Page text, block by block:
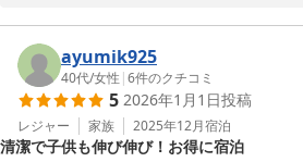
グランコテージ ベンガルの森
2026-02-12
持ち込みOKのBBQや焚き火を楽しんで
嬉しく拝見いたしました。自然の中でゆ
しいただけておりましたら何よりでござい
調味料や設備につきましては、事前にお
ayumik925
40代/女性 |6件のクチコミ
5 2026年1月1日投稿
レジャー 家族 2025年12月宿泊
清潔で子供も伸び伸び！お得に宿泊